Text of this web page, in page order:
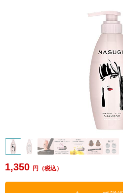
1,350